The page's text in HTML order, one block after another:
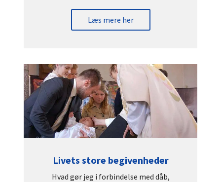
Læs mere her
Livets store begivenheder
Hvad gør jeg i forbindelse med dåb,